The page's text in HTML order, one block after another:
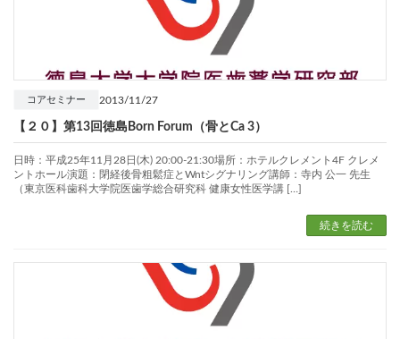
2013/11/27
コアセミナー
【２０】第13回徳島Born Forum（骨とCa 3）
日時：平成25年11月28日(木) 20:00-21:30場所：ホテルクレメント4F クレメ
ントホール演題：閉経後骨粗鬆症とWntシグナリング講師：寺内 公一 先生
（東京医科歯科大学院医歯学総合研究科 健康女性医学講 […]
続きを読む